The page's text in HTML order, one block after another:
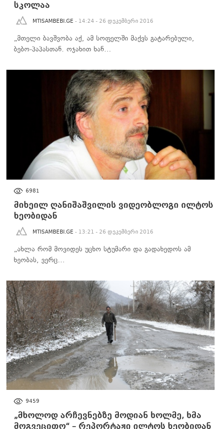
სკოლაა
MTISAMBEBI.GE - 14:24 - 26 დეკემბერი 2016
„მთელი ბავშვობა აქ, ამ სოფელში მაქვს გატარებული,
ბებო-პაპასთან. ოჯახით ხან…
6981
მიხეილ ღანიშაშვილის ვიდეობლოგი ილტოს
ხეობიდან
MTISAMBEBI.GE - 13:21 - 26 დეკემბერი 2016
„ახლა რომ მოვიდეს უცხო სტუმარი და გადახედოს ამ
ხეობას, ვერც…
9459
„მხოლოდ არჩევნებზე მოდიან ხოლმე, ხმა
მოგვეცითო“ – რეპორტაჟი ილტოს ხეობიდან